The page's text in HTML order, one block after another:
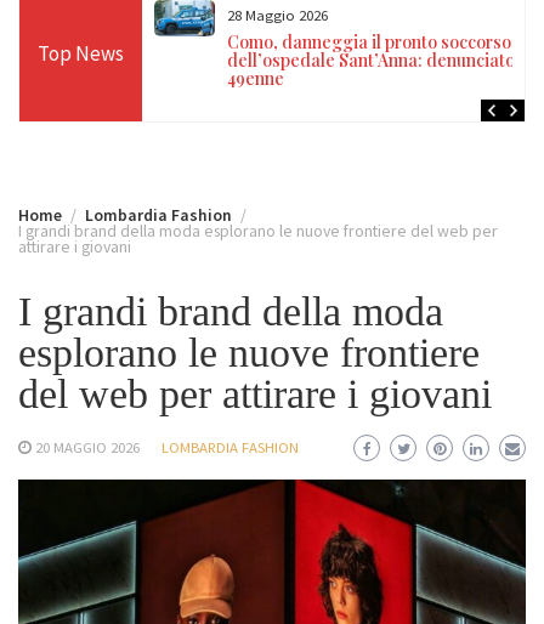
Top News
la
dei libri
28 Maggio 2026
Como, danneggia il pronto soccorso
dell’ospedale Sant’Anna: denunciato
49enne
Home Lombardia Fashion
I grandi brand della moda esplorano le nuove frontiere del web per
attirare i giovani
I grandi brand della moda
esplorano le nuove frontiere
del web per attirare i giovani
20 MAGGIO 2026 LOMBARDIA FASHION